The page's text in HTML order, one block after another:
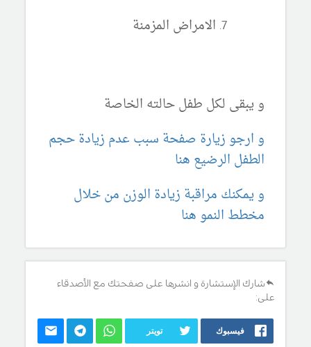
الامراض المزمنة
و يبقى لكل طفل حالته الخاصة
و ارجو زيارة صفحة سبب عدم زيادة حجم
الطفل الرضيع هنا
و يمكنك مراقبة زيادة الوزن من خلال
مخطط النمو هنا
شارك الإستشارة و انشرها على صفحتك مع الأصدقاء
على:
فيسبوك تويتر